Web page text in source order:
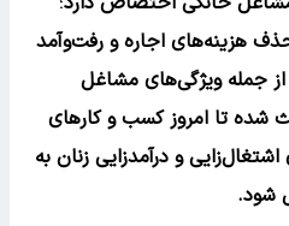
هزینه‌های اجاره و رفت‌وآمد
از جمله ویژگی‌های مشاغل
شده تا امروز کسب و کارهای
و درآمدزایی زنان به
شود.